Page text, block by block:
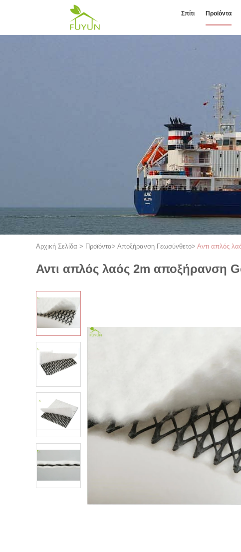
Σπίτι Προϊόντα
Αρχική Σελίδα > Προϊόντα> Αποξήρανση Γεωσύνθετο> Αντι απλός
Αντι απλός λαός 2m αποξήρανση